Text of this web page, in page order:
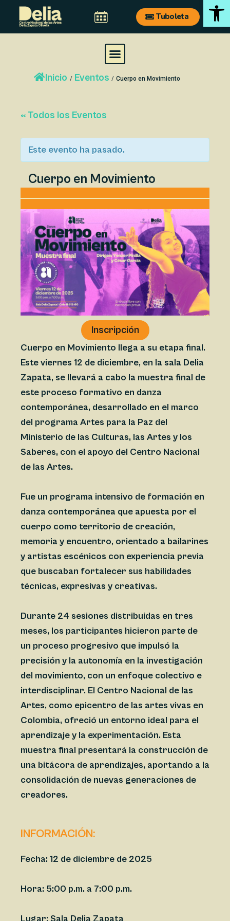
contenido
Tuboleta
M
e
n
Inicio / Eventos / Cuerpo en Movimiento
« Todos los Eventos
Este evento ha pasado.
Cuerpo en Movimiento
Inscripción
Cuerpo en Movimiento llega a su etapa final.
Este viernes 12 de diciembre, en la sala Delia
Zapata, se llevará a cabo la muestra final de
este proceso formativo en danza
contemporánea, desarrollado en el marco
del programa Artes para la Paz del
Ministerio de las Culturas, las Artes y los
Saberes, con el apoyo del Centro Nacional
de las Artes.
Fue un programa intensivo de formación en
danza contemporánea que apuesta por el
cuerpo como territorio de creación,
memoria y encuentro, orientado a bailarines
y artistas escénicos con experiencia previa
que buscaban fortalecer sus habilidades
técnicas, expresivas y creativas.
Durante 24 sesiones distribuidas en tres
meses, los participantes hicieron parte de
un proceso progresivo que impulsó la
precisión y la autonomía en la investigación
del movimiento, con un enfoque colectivo e
interdisciplinar. El Centro Nacional de las
Artes, como epicentro de las artes vivas en
Colombia, ofreció un entorno ideal para el
aprendizaje y la experimentación. Esta
muestra final presentará la construcción de
una bitácora de aprendizajes, aportando a la
consolidación de nuevas generaciones de
creadores.
INFORMACIÓN:
Fecha: 12 de diciembre de 2025
Hora: 5:00 p.m. a 7:00 p.m.
Lugar: Sala Delia Zapata
Navegación
de
entradas